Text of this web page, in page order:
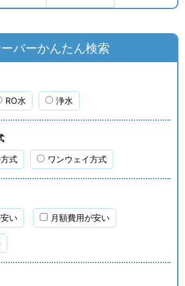
バーかんたん検索
RO水 浄水
式 ワンウェイ方式
い 月額費用が安い